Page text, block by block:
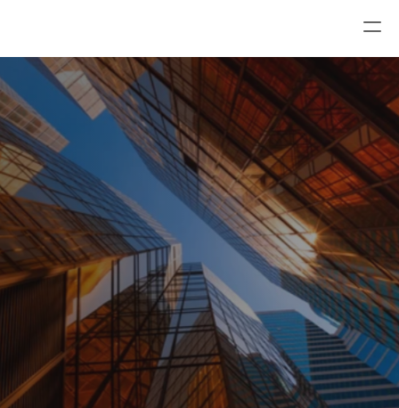
Trust Alliance Compliance Solutions
Alle risk en compliance oplossingen voor uw
organisatie.
Boek een demo